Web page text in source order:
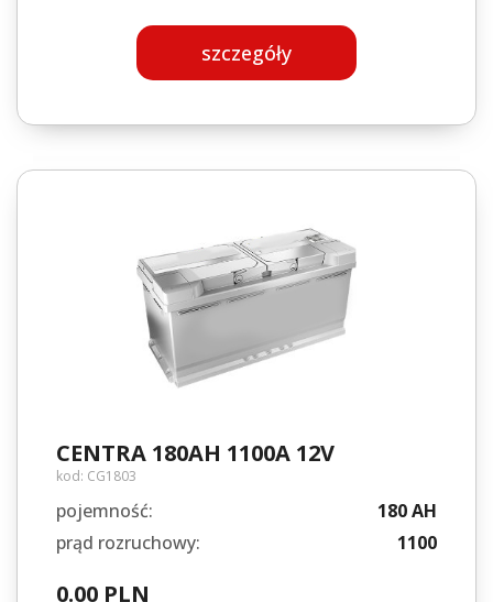
szczegóły
CENTRA 180AH 1100A 12V
kod: CG1803
pojemność:
180 AH
prąd rozruchowy:
1100
0.00 PLN